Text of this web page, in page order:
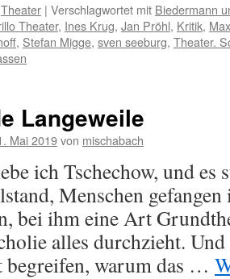
Theater | Verschlagwortet mit Biedermann
Theater, Ines Krug, Jan Pröhl, Kritik,
, Stefan Migge, sven seeburg, Theater.
Langeweile
Mai 2019von mischabach
ich Tschechow, und es
Menschen
bei ihm eine Art
alles durchzieht.
begreifen, warum das …